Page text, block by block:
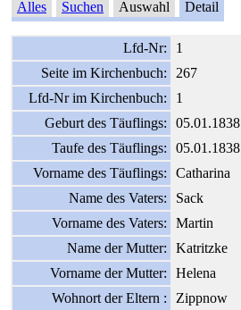
Alles Suchen Auswahl Detail
Lfd-Nr:
1
Seite im Kirchenbuch:
267
Lfd-Nr im Kirchenbuch:
1
Geburt des Täuflings:
05.01.1838
Taufe des Täuflings:
05.01.1838
Vorname des Täuflings:
Catharina
Name des Vaters:
Sack
Vorname des Vaters:
Martin
Name der Mutter:
Katritzke
Vorname der Mutter:
Helena
Wohnort der Eltern :
Zippnow